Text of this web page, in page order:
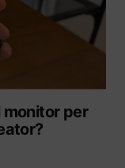
monitor per